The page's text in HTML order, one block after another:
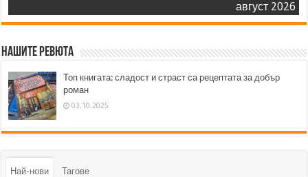
август 2026
Нашите ревюта
Топ книгата: сладост и страст са рецептата за добър
роман
03.10.2025
Най-нови Тагове